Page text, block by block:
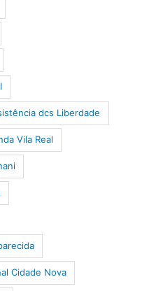
dcs Liberdade
Vila Real
Cidade Nova